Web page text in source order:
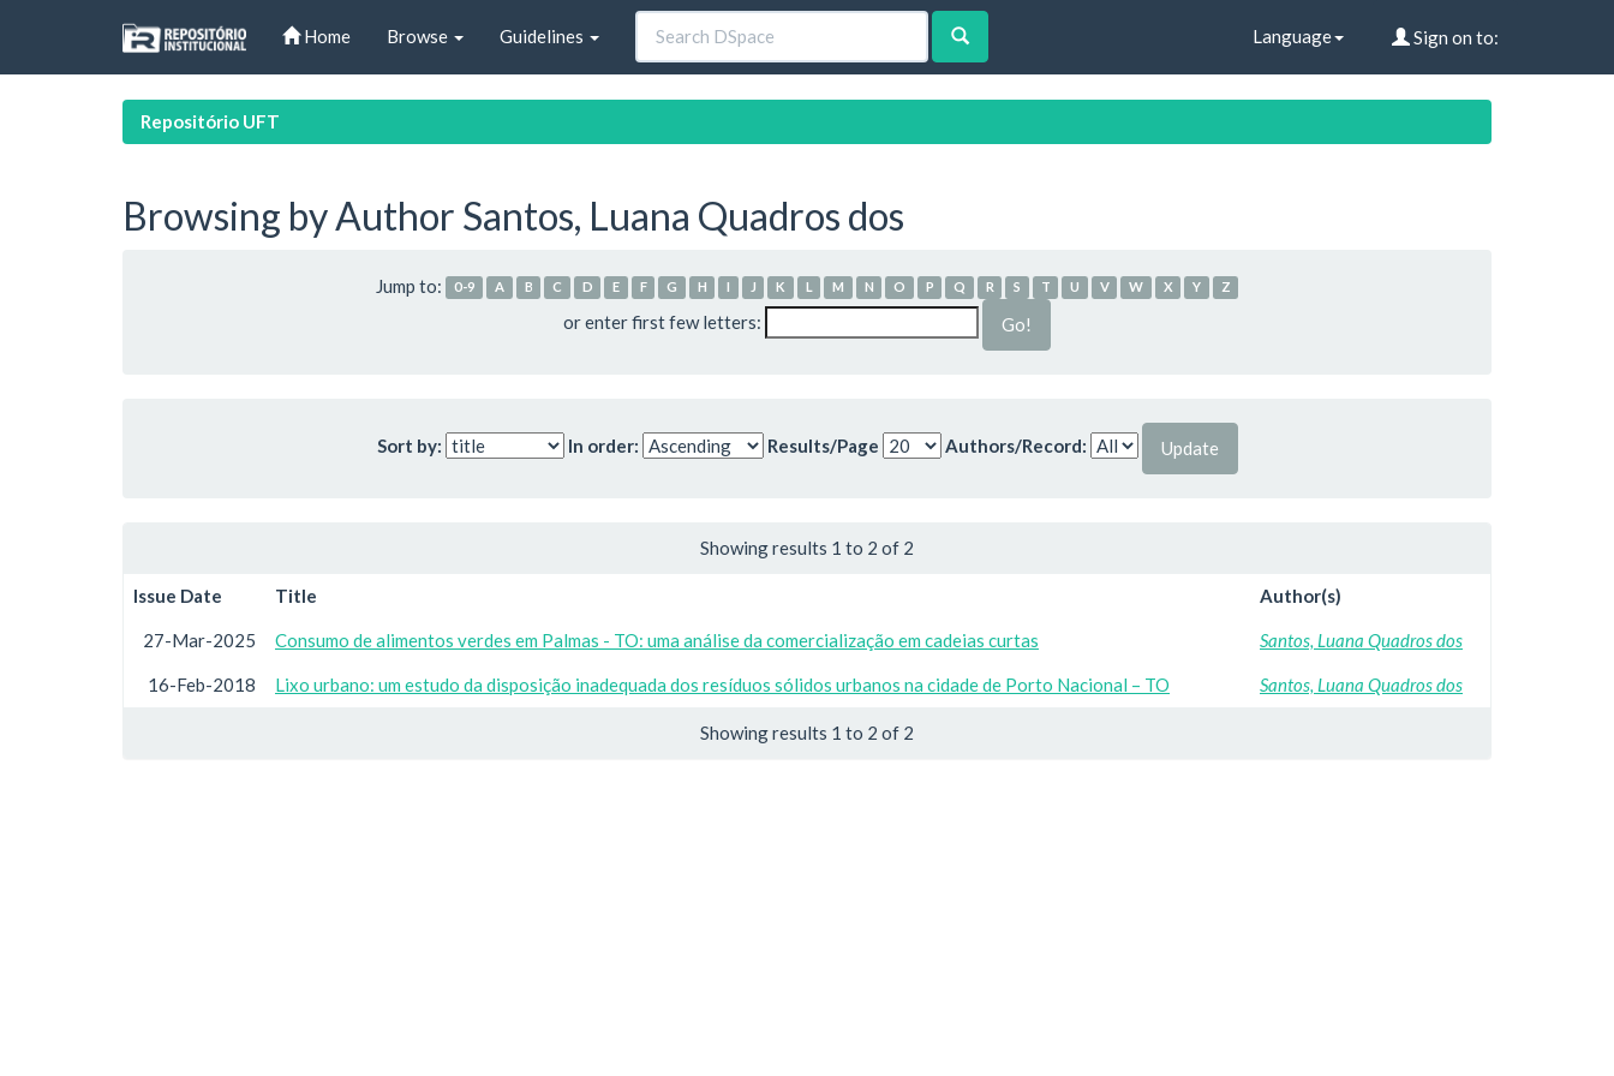
Home Browse Guidelines Language Sign on to:
Repositório UFT
Browsing by Author Santos, Luana Quadros dos
Jump to: 0-9 A B C D E F G H I J K L M N O P Q R S T U V W X Y Z
or enter first few letters:
Sort by: In order: Results/Page Authors/Record:
Showing results 1 to 2 of 2
Issue Date Title Author(s)
27-Mar-2025 Consumo de alimentos verdes em Palmas - TO: uma análise da comercialização em cadeias curtas Santos, Luana Quadros dos
16-Feb-2018 Lixo urbano: um estudo da disposição inadequada dos resíduos sólidos urbanos na cidade de Porto Nacional – TO Santos, Luana Quadros dos
Showing results 1 to 2 of 2